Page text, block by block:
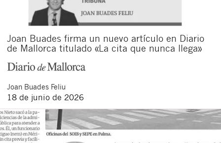
Joan Buades firma un nuevo artículo en Diario
de Mallorca titulado «La cita que nunca llega»
Joan Buades Feliu
18 de junio de 2026